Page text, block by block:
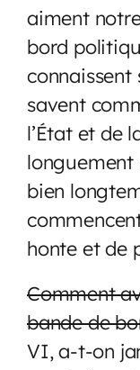
aiment
bord
connaissent
savent
l’État et de
longuement
bien
honte et de
Comment
bande de
VI, a-t-on